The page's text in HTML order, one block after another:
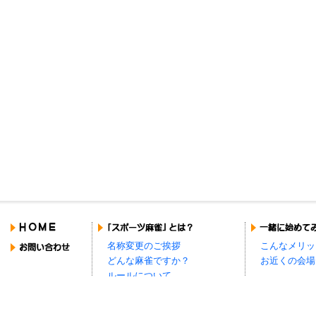
名称変更のご挨拶
どんな麻雀ですか？
ルールについて
こんなメリ
お近くの会